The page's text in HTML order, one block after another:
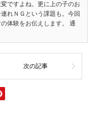
ですよね。更に上の子のお
れＮＧという課題も。今回
体験をお伝えします。 通
次の記事